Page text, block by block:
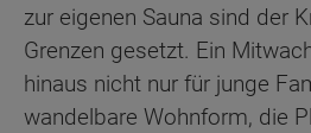
zur eigenen Sauna sind der
Grenzen gesetzt. Ein
hinaus nicht nur für junge
wandelbare Wohnform, die